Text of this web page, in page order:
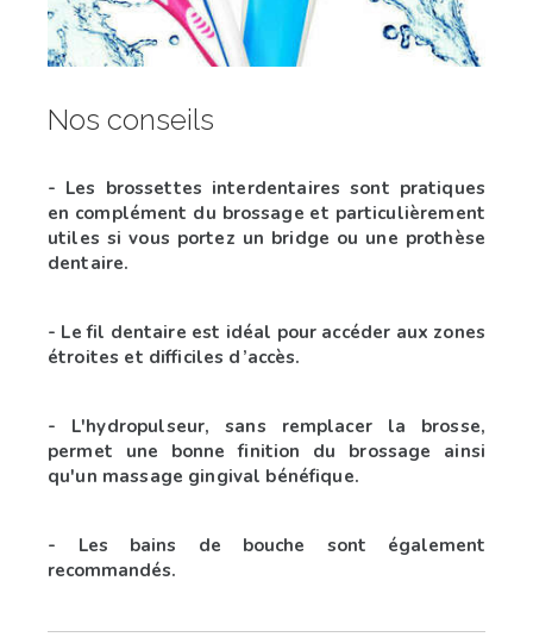
Nos conseils
- Les brossettes interdentaires sont pratiques
en complément du brossage et particulièrement
utiles si vous portez un bridge ou une prothèse
dentaire.
- Le fil dentaire est idéal pour accéder aux zones
étroites et difficiles d’accès.
- L'hydropulseur, sans remplacer la brosse,
permet une bonne finition du brossage ainsi
qu'un massage gingival bénéfique.
- Les bains de bouche sont également
recommandés.